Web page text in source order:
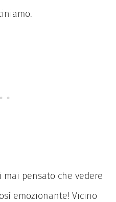
mai pensato che vedere
emozionante! Vicino